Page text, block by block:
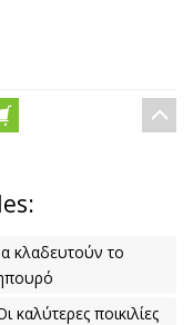
κλαδευτούν το
ποικιλίες